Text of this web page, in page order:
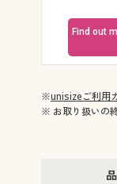
Find out
※unisizeご利用
※ お取り扱いの